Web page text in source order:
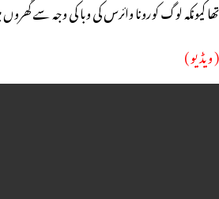
تھا کیونکہ لوگ کورونا وائرس کی وبا کی وجہ سے گھروں میں ہی محدود رہ گئے تھے ۔یاد رہے کہ 2019ء میں ناکافی بارش کے باعث
( ویڈیو )